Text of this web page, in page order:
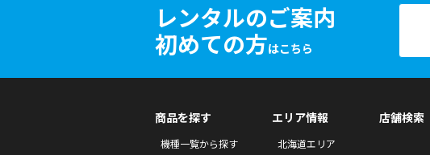
レンタルのご案内
初めての方はこちら
商品を探す
機種一覧から探す
エリア情報
北海道エリア
店舗検索